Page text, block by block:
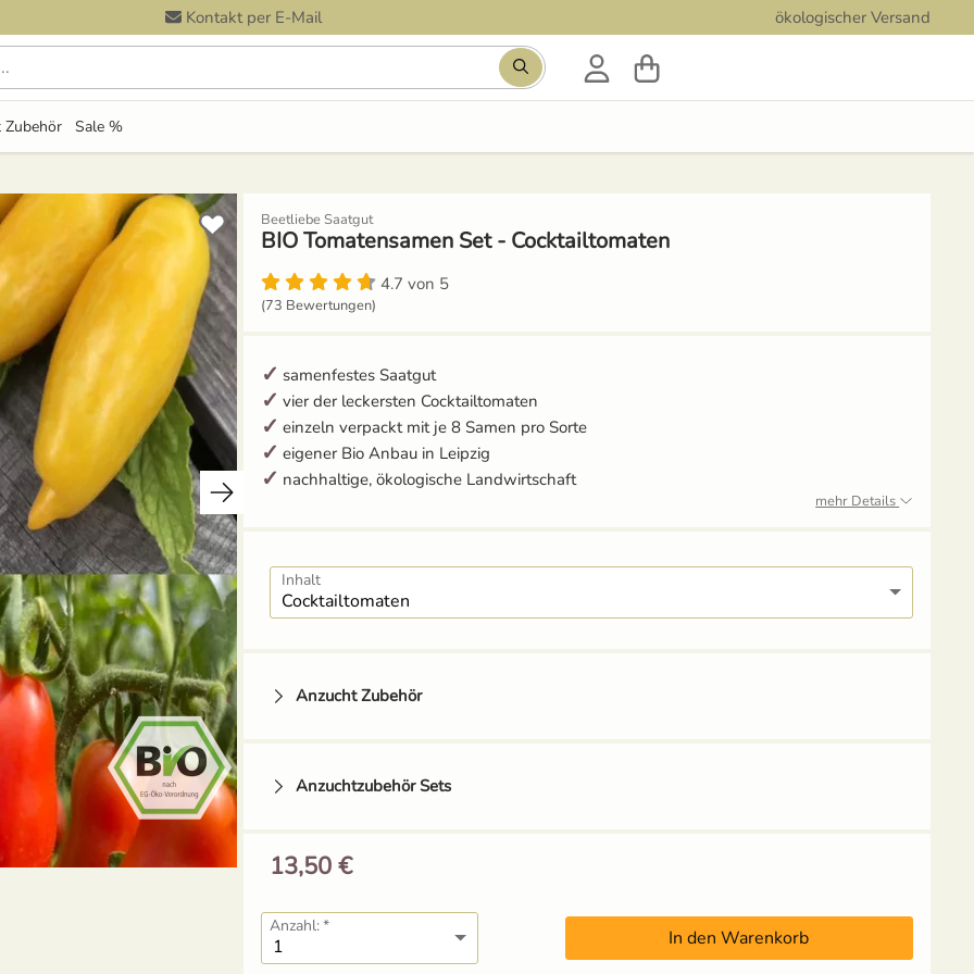
Kontakt per E-Mail ökologischer Versand
Suchbegriff eingeben, Vorschläge erscheinen während
Zubehör Sale %
Beetliebe Saatgut
BIO Tomatensamen Set - Cocktailtomaten
4.7 von 5
(73 Bewertungen)
samenfestes Saatgut
vier der leckersten Cocktailtomaten
einzeln verpackt mit je 8 Samen pro Sorte
eigener Bio Anbau in Leipzig
nachhaltige, ökologische Landwirtschaft
mehr Details
Inhalt
Anzucht Zubehör
3,95 €UVP
Anzuchtzubehör Sets
13,50 €
Anzahl:
In den Warenkorb